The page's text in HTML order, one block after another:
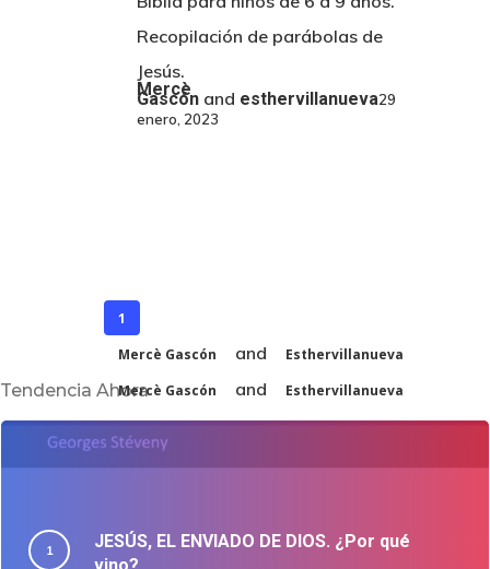
Recopilación de parábolas de
Jesús.
Mercè
Gascón and esthervillanueva29
enero, 2023
1
Mercè Gascón
and
Esthervillanueva
Mercè Gascón
and Esthervillanueva
Tendencia Ahora
JESÚS, EL ENVIADO DE DIOS. ¿Por qué